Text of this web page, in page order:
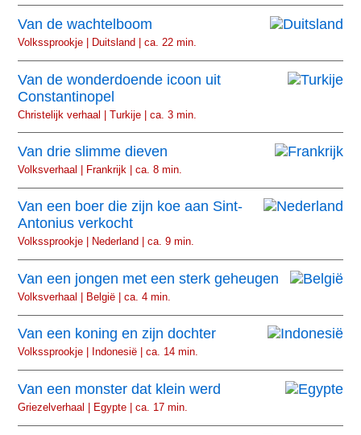
Van de wachtelboom
Volkssprookje | Duitsland | ca. 22 min.
Van de wonderdoende icoon uit
Constantinopel
Christelijk verhaal | Turkije | ca. 3 min.
Van drie slimme dieven
Volksverhaal | Frankrijk | ca. 8 min.
Van een boer die zijn koe aan Sint-
Antonius verkocht
Volkssprookje | Nederland | ca. 9 min.
Van een jongen met een sterk geheugen
Volksverhaal | België | ca. 4 min.
Van een koning en zijn dochter
Volkssprookje | Indonesië | ca. 14 min.
Van een monster dat klein werd
Griezelverhaal | Egypte | ca. 17 min.